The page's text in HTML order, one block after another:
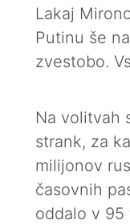
Lakaj
Putinu še
zvestobo.
Na volitvah
strank, za
milijonov
časovnih
oddalo v